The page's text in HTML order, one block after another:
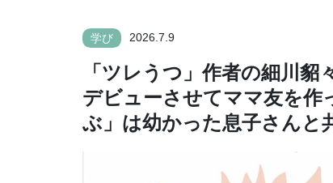
学び 2026.7.9
「ツレうつ」作者の細川
デビューさせてママ友を作
ぶ」は幼かった息子さんと